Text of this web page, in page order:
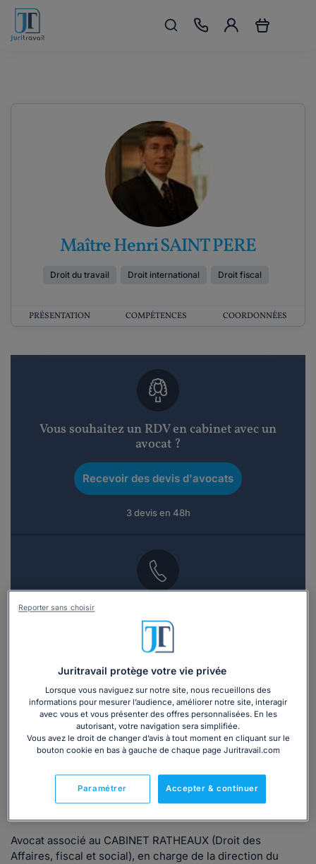
Maître Henri SAINT PERE
Droit du travail Droit international Droit fiscal
PRÉSENTATION COMPÉTENCES COORDONNÉES
Vous souhaitez un RDV en cabinet avec un
avocat ?
Recevoir des devis d'avocats
3 devis en 48h
Vous souhaitez une consultation par
téléphone ?
ou appelez le01 75 75 42 33(8h à 21h du lundi au
vendredi)
Présentation
Avocat associé au CABINET RATHEAUX (Droit des
Affaires, fiscal et social), en charge de la direction du
Juritravail protège votre vie privée
Lorsque vous naviguez sur notre site, nous recueillons des
informations pour mesurer l’audience, améliorer notre site, interagir
avec vous et vous présenter des offres personnalisées. En les
autorisant, votre navigation sera simplifiée.
Vous avez le droit de changer d’avis à tout moment en cliquant sur le
bouton cookie en bas à gauche de chaque page Juritravail.com
Accepter & continuer
Paramétrer
Reporter sans choisir